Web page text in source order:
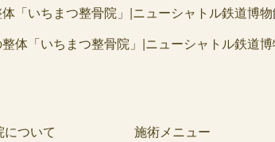
「いちまつ整骨院」|ニューシャトル鉄道博
について 施術メニュー